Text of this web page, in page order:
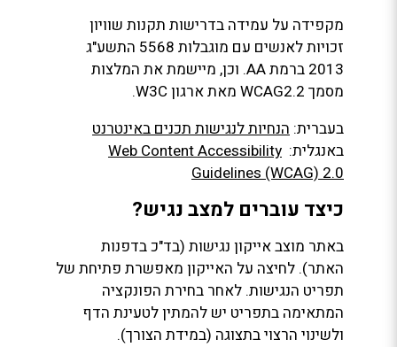
מקפידה על עמידה בדרישות תקנות שוויון
זכויות לאנשים עם מוגבלות 5568 התשע"ג
2013 ברמת AA. וכן, מיישמת את המלצות
מסמך WCAG2.2 מאת ארגון W3C.
בעברית: הנחיות לנגישות תכנים באינטרנט
באנגלית: Web Content Accessibility
Guidelines (WCAG) 2.0
כיצד עוברים למצב נגיש?
באתר מוצב אייקון נגישות (בד"כ בדפנות
האתר). לחיצה על האייקון מאפשרת פתיחת של
תפריט הנגישות. לאחר בחירת הפונקציה
המתאימה בתפריט יש להמתין לטעינת הדף
ולשינוי הרצוי בתצוגה (במידת הצורך).